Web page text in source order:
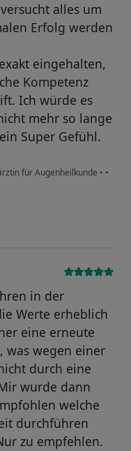
alles um
Erfolg werden
eingehalten,
Kompetenz
Ich würde es
mehr so lange
Super Gefühl.
für Augenheilkunde • •
in der
Werte erheblich
eine erneute
was wegen einer
durch eine
wurde dann
welche
durchführen
zu empfehlen.